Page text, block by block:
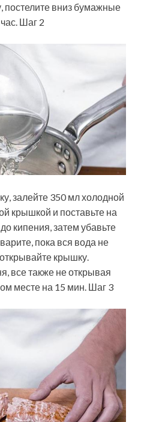
постелите вниз бумажные
Шаг 2
залейте 350 мл холодной
крышкой и поставьте на
кипения, затем убавьте
пока вся вода не
крышку.
все также не открывая
месте на 15 мин. Шаг 3